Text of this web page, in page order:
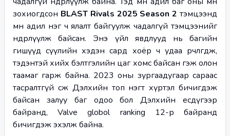
зохиогдсон BLAST Rivals 2025 Season 2 тэмцээнд
мөн адил нэг ч ялалт байгуулж чадалгүй тэмцээнийг
өндөрлүүлж байсан. Энэ үйл явдлууд нь багийн
гишүүд сүүлийн хэдэн сард хоёр ч удаа өөрчлөгдөж,
тэдэнтэй хийх бэлтгэлийн цаг хомс байсан гэж олон
таамаг гарж байна. 2023 оны зургаадугаар сараас
тасралтгүй өсөж Дэлхийн топ нэгт хүртэл бичигдэж
байсан залуу баг одоо бол Дэлхийн есдүгээр
байранд, Valve globol ranking 12-р байранд
бичигдэж эхэлж байна.